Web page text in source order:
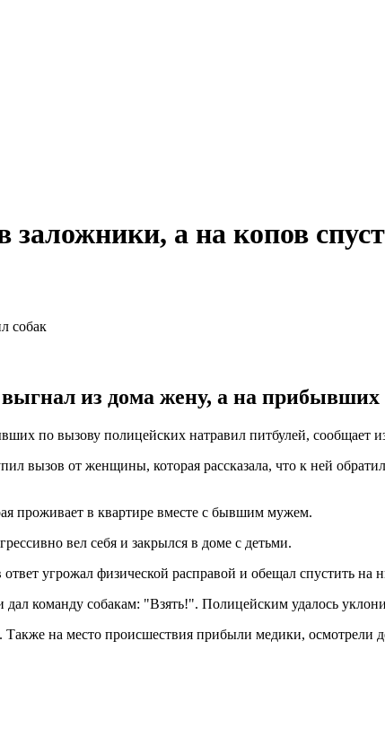
а на копов
из дома жену, а на прибывших
по вызову полицейских натравил питбулей, сообщает
вызов от женщины, которая рассказала, что к ней
проживает в квартире вместе с бывшим мужем.
вел себя и закрылся в доме с детьми.
угрожал физической расправой и обещал спустить на
дал команду собакам: "Взять!". Полицейским удалось
Также на место происшествия прибыли медики, осмотрели